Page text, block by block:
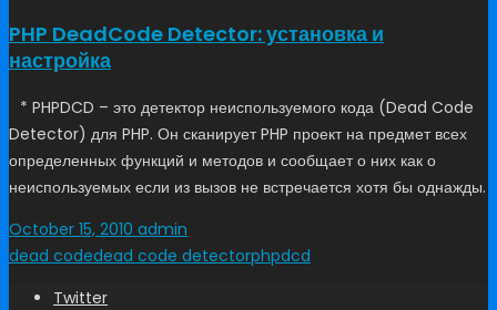
PHP DeadCode Detector: установка и
настройка
* PHPDCD – это детектор неиспользуемого кода (Dead Code
Detector) для PHP. Он сканирует PHP проект на предмет всех
определенных функций и методов и сообщает о них как о
неиспользуемых если из вызов не встречается хотя бы однажды.
October 15, 2010 admin
dead codedead code detectorphpdcd
Twitter